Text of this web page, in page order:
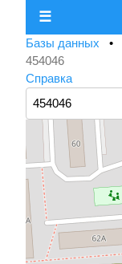
☰
Базы данных •
454046
Справка